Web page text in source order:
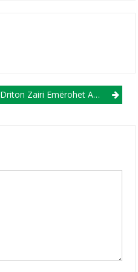
Driton Zairi Emërohet Anëtar Në Këshillin Drejtues Të Federatës Së Hendbollit